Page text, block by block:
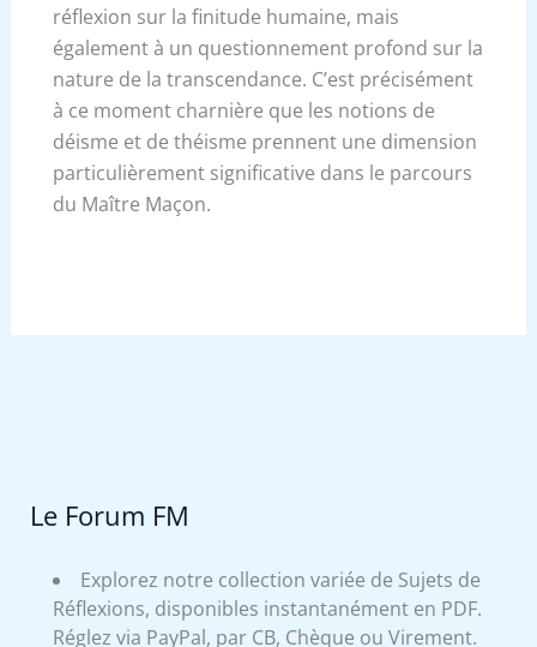
réflexion sur la finitude humaine, mais
également à un questionnement profond sur la
nature de la transcendance. C’est précisément
à ce moment charnière que les notions de
déisme et de théisme prennent une dimension
particulièrement significative dans le parcours
du Maître Maçon.
Le Forum FM
Explorez notre collection variée de Sujets de
Réflexions, disponibles instantanément en PDF.
Réglez via PayPal, par CB, Chèque ou Virement.